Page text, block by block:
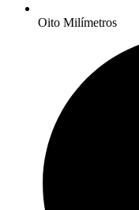
Oito Milímetros